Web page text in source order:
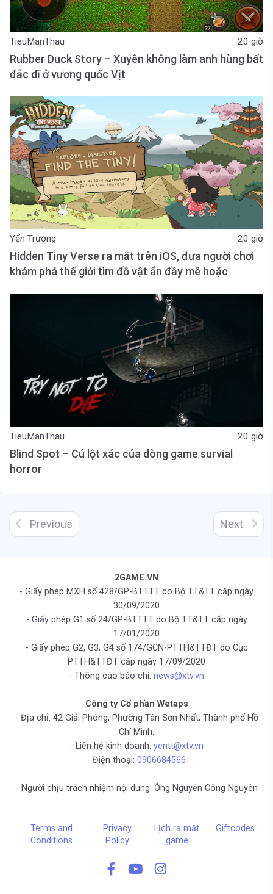
TieuManThau 20 giờ
Rubber Duck Story – Xuyên không làm anh hùng bất
đắc dĩ ở vương quốc Vịt
Yến Trương 20 giờ
Hidden Tiny Verse ra mắt trên iOS, đưa người chơi
khám phá thế giới tìm đồ vật ẩn đầy mê hoặc
TieuManThau 20 giờ
Blind Spot – Cú lột xác của dòng game survial
horror
Previous Next
2GAME.VN
- Giấy phép MXH số 428/GP-BTTTT do Bộ TT&TT cấp ngày
30/09/2020
- Giấy phép G1 số 24/GP-BTTTT do Bộ TT&TT cấp ngày
17/01/2020
- Giấy phép G2, G3, G4 số 174/GCN-PTTH&TTĐT do Cục
PTTH&TTĐT cấp ngày 17/09/2020
- Thông cáo báo chí: news@xtv.vn
Công ty Cổ phần Wetaps
- Địa chỉ: 42 Giải Phóng, Phường Tân Sơn Nhất, Thành phố Hồ
Chí Minh.
- Liên hệ kinh doanh: yentt@xtv.vn
- Điện thoại: 0906684566
- Người chịu trách nhiệm nội dung: Ông Nguyễn Công Nguyên
Terms and
Conditions
Privacy
Policy
Lịch ra mắt
game
Giftcodes